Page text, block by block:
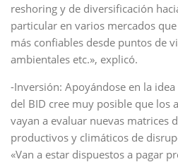
reshoring y de diversificación
particular en varios mercados
más confiables desde puntos de
ambientales etc.», explicó.
-Inversión: Apoyándose en la
del BID cree muy posible que los
vayan a evaluar nuevas matrices
productivos y climáticos de
«Van a estar dispuestos a pagar